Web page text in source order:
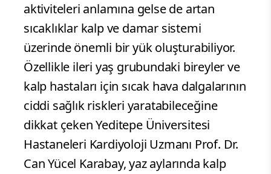
aktiviteleri anlamına gelse de artan
sıcaklıklar kalp ve damar sistemi
üzerinde önemli bir yük oluşturabiliyor.
Özellikle ileri yaş grubundaki bireyler ve
kalp hastaları için sıcak hava dalgalarının
ciddi sağlık riskleri yaratabileceğine
dikkat çeken Yeditepe Üniversitesi
Hastaneleri Kardiyoloji Uzmanı Prof. Dr.
Can Yücel Karabay, yaz aylarında kalp